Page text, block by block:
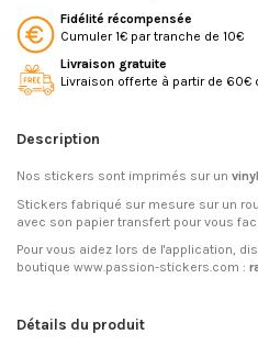
Fidélité récompensée
Cumuler 1€ par tranche de 10€
Livraison gratuite
Livraison offerte à partir de 60€
Description
Nos stickers sont imprimés sur un
Stickers fabriqué sur mesure sur un
avec son papier transfert pour vous
Pour vous aidez lors de l'application,
boutique www.passion-stickers.com :
Détails du produit